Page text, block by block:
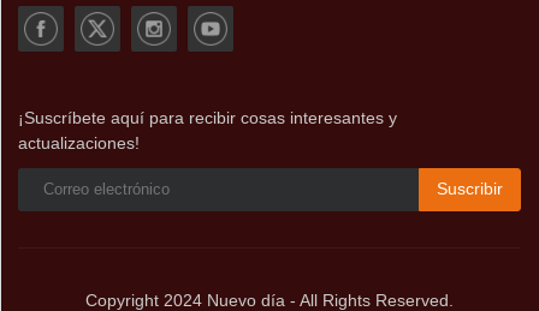
¡Suscríbete aquí para recibir cosas interesantes y
actualizaciones!
Suscribir
Copyright 2024 Nuevo día - All Rights Reserved.